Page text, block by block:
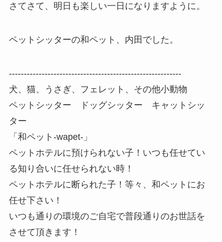
さてさて、明日も楽しい一日になりますように。
ペットシッターの和ペット、内田でした。
----------------------------------------------------------
犬、猫、うさぎ、フェレット、その他小動物
ペットシッター ドッグシッター キャットシッ
ター
「和ペット-wapet-」
ペットホテルに預けられない子！いつも任せてい
る知り合いに任せられない時！
ペットホテルに断られた子！等々、和ペットにお
任せ下さい！
いつも通りの環境のご自宅で普段通りのお世話を
させて頂きます！